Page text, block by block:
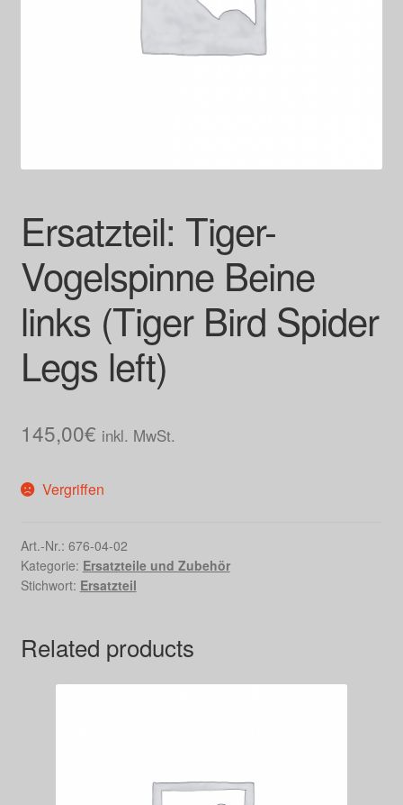
Ersatzteil: Tiger-
Vogelspinne Beine
links (Tiger Bird Spider
Legs left)
145,00€ inkl. MwSt.
Vergriffen
Art.-Nr.: 676-04-02
Kategorie: Ersatzteile und Zubehör
Stichwort: Ersatzteil
Related products